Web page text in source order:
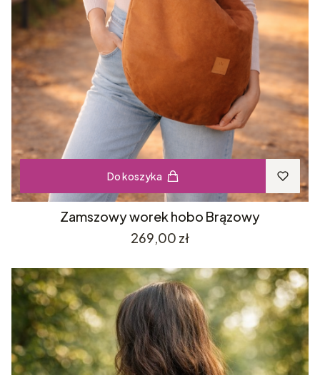
Do koszyka
Zamszowy worek hobo Brązowy
Cena
269,00 zł